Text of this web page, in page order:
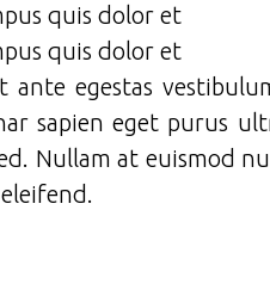
quis dolor et
quis dolor et
ante egestas
sapien eget purus
Nullam at euismod